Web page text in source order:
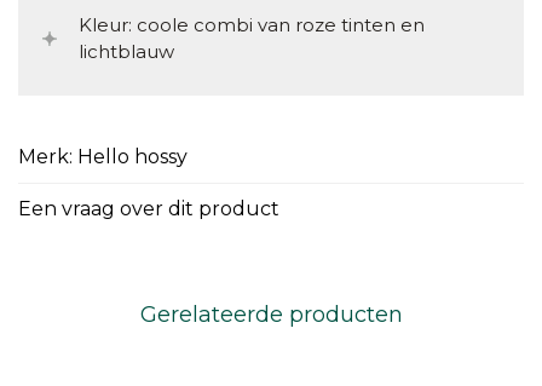
Kleur: coole combi van roze tinten en
lichtblauw
Merk: Hello hossy
Een vraag over dit product
Gerelateerde producten